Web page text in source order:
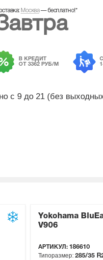
Москва—бесплатно!*
В КРЕДИТ
ОТ 3362 РУБ/М
с 9 до 21 (без
Yokohama
V906
АРТИКУЛ: 186610
Типоразмер: 285/35